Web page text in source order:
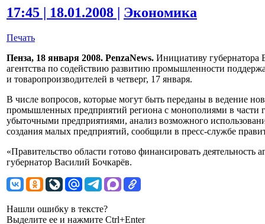
17:45 | 18.01.2008 | Экономика
Печать
Пенза, 18 января 2008. PenzaNews. Инициативу губернатора
агентства по содействию развитию промышленности
и товаропроизводителей в четверг, 17 января.
В числе вопросов, которые могут быть переданы в ведение
промышленных предприятий региона с монополиями в части
убыточными предприятиями, анализ возможного
создания малых предприятий, сообщили в пресс-службе
«Правительство области готово финансировать деятельность
губернатор Василий Бочкарёв.
Нашли ошибку в тексте?
Выделите ее и нажмите Ctrl+Enter